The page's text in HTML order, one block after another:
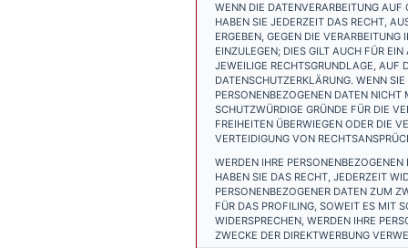
WENN DIE DATENVERARBEITUNG
HABEN SIE JEDERZEIT DAS RECHT,
ERGEBEN, GEGEN DIE
EINZULEGEN; DIES GILT AUCH FÜR
JEWEILIGE RECHTSGRUNDLAGE, AUF
DATENSCHUTZERKLÄRUNG. WENN
PERSONENBEZOGENEN DATEN
SCHUTZWÜRDIGE GRÜNDE FÜR DIE
FREIHEITEN ÜBERWIEGEN ODER DIE
VERTEIDIGUNG VON
WERDEN IHRE
HABEN SIE DAS RECHT, JEDERZEIT
PERSONENBEZOGENER DATEN ZUM
FÜR DAS PROFILING, SOWEIT ES MIT
WIDERSPRECHEN, WERDEN IHRE
ZWECKE DER DIREKTWERBUNG